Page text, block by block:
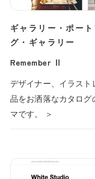
ギャラリー・ポー
グ・ギャラリー
Remember Ⅱ
デザイナー、イラス
品をお洒落なカタロ
マです。 ＞